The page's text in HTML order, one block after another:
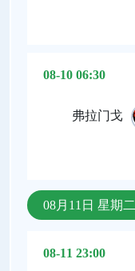
08-10 06:30
弗拉门戈
08月11日 星期二
08-11 23:00